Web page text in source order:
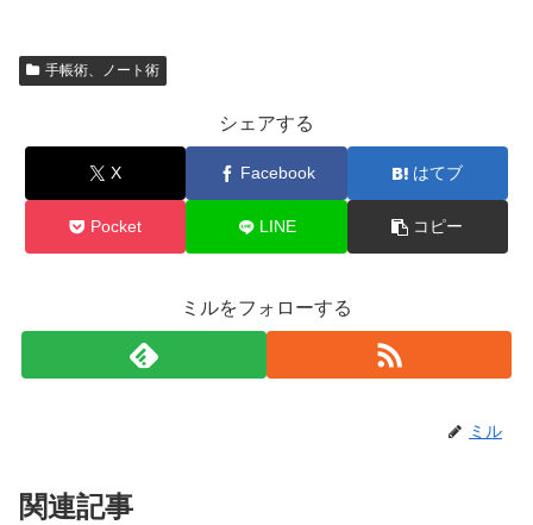
手帳術、ノート術
シェアする
X Facebook はてブ
Pocket LINE コピー
ミルをフォローする
ミル
関連記事